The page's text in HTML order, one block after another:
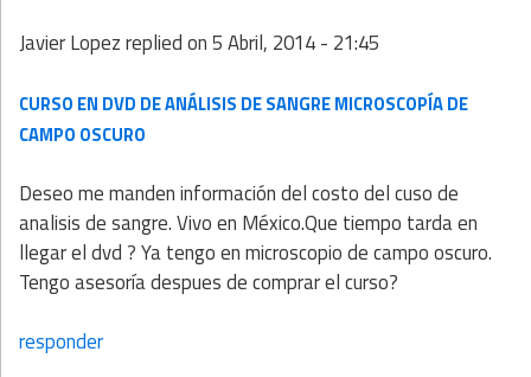
Javier Lopezreplied on5 Abril, 2014 - 21:45
CURSO EN DVD DE ANÁLISIS DE SANGRE MICROSCOPÍA DE
CAMPO OSCURO
Deseo me manden información del costo del cuso de
analisis de sangre. Vivo en México.Que tiempo tarda en
llegar el dvd ? Ya tengo en microscopio de campo oscuro.
Tengo asesoría despues de comprar el curso?
responder